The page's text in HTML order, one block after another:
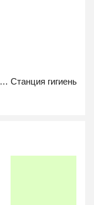
Станция гигиены полного контроля ASP HL-04